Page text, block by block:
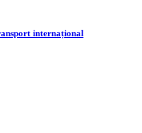
internațional